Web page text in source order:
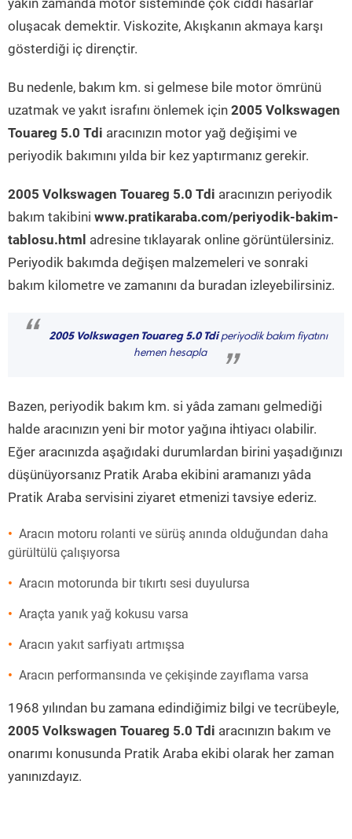
yakın zamanda motor sisteminde çok ciddi hasarlar
oluşacak demektir. Viskozite, Akışkanın akmaya karşı
gösterdiği iç dirençtir.
Bu nedenle, bakım km. si gelmese bile motor ömrünü
uzatmak ve yakıt israfını önlemek için 2005 Volkswagen
Touareg 5.0 Tdi aracınızın motor yağ değişimi ve
periyodik bakımını yılda bir kez yaptırmanız gerekir.
2005 Volkswagen Touareg 5.0 Tdi aracınızın periyodik
bakım takibini www.pratikaraba.com/periyodik-bakim-
tablosu.html adresine tıklayarak online görüntülersiniz.
Periyodik bakımda değişen malzemeleri ve sonraki
bakım kilometre ve zamanını da buradan izleyebilirsiniz.
“ 2005 Volkswagen Touareg 5.0 Tdiperiyodik bakım fiyatını
hemen hesapla
”
Bazen, periyodik bakım km. si yâda zamanı gelmediği
halde aracınızın yeni bir motor yağına ihtiyacı olabilir.
Eğer aracınızda aşağıdaki durumlardan birini yaşadığınızı
düşünüyorsanız Pratik Araba ekibini aramanızı yâda
Pratik Araba servisini ziyaret etmenizi tavsiye ederiz.
Aracın motoru rolanti ve sürüş anında olduğundan daha
gürültülü çalışıyorsa
Aracın motorunda bir tıkırtı sesi duyulursa
Araçta yanık yağ kokusu varsa
Aracın yakıt sarfiyatı artmışsa
Aracın performansında ve çekişinde zayıflama varsa
1968 yılından bu zamana edindiğimiz bilgi ve tecrübeyle,
2005 Volkswagen Touareg 5.0 Tdi aracınızın bakım ve
onarımı konusunda Pratik Araba ekibi olarak her zaman
yanınızdayız.